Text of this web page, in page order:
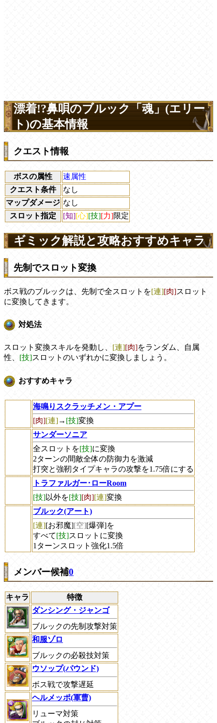
漂着!?鼻唄のブルック「魂」(エリー
ト)の基本情報
クエスト情報
ボスの属性
速属性
クエスト条件
なし
マップダメージ なし
スロット指定
[知][心][技][力]限定
ギミック解説と攻略おすすめキャラ
先制でスロット変換
ボス戦のブルックは、先制で全スロットを[連][肉]スロット
に変換してきます。
対処法
スロット変換スキルを発動し、 [連][肉]をランダム、自属
性、 [技]スロットのいずれかに変換しましょう。
おすすめキャラ
海鳴りスクラッチメン・アプー
[肉][連]→ [技]変換
サンダーソニア
全スロットを[技]に変換
2ターンの間敵全体の防御力を激減
打突と強靭タイプキャラの攻撃を1.75倍にする
トラファルガー･ローRoom
[技]以外を[技][肉][連]変換
ブルック(アート)
[連][お邪魔][空][爆弾]を
すべて[技]スロットに変換
1ターンスロット強化1.5倍
メンバー候補0
キャラ
特徴
ダンシング・ジャンゴ
ブルックの先制攻撃対策
和服ゾロ
ブルックの必殺技対策
ウソップ(パウンド)
ボス戦で攻撃遅延
ヘルメッポ(軍曹)
リューマ対策